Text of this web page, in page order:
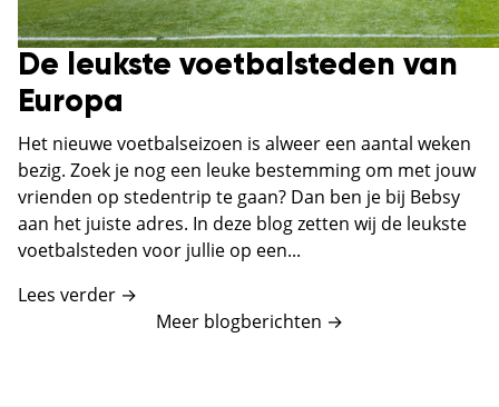
De leukste voetbalsteden van
Europa
Het nieuwe voetbalseizoen is alweer een aantal weken
bezig. Zoek je nog een leuke bestemming om met jouw
vrienden op stedentrip te gaan? Dan ben je bij Bebsy
aan het juiste adres. In deze blog zetten wij de leukste
voetbalsteden voor jullie op een...
Lees verder →
Meer blogberichten →